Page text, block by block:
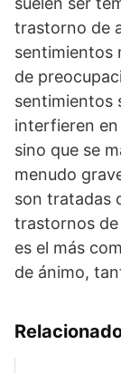
trastorno de
sentimientos
de
sentimientos
interfieren en
sino que se
menudo
son tratadas
trastornos de
es el más
de ánimo,